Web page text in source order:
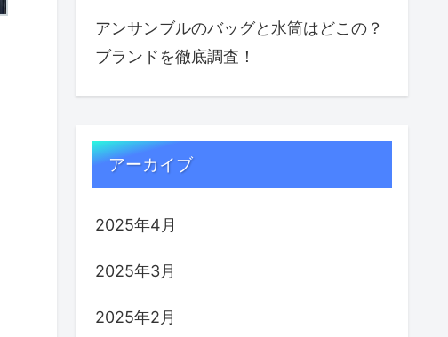
アンサンブルのバッグと水筒はどこの？
ブランドを徹底調査！
アーカイブ
2025年4月
2025年3月
2025年2月